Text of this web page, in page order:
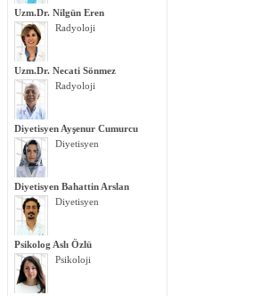
Uzm.Dr. Nilgün Eren
Radyoloji
Uzm.Dr. Necati Sönmez
Radyoloji
Diyetisyen Ayşenur Cumurcu
Diyetisyen
Diyetisyen Bahattin Arslan
Diyetisyen
Psikolog Aslı Özlü
Psikoloji